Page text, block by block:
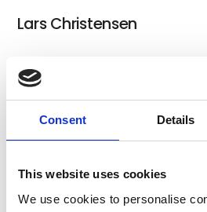
Consent Details
This website uses cookies
We use cookies to personalise
Lars Christensen
Ruth Campau